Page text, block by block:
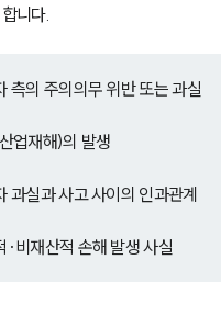
니다.
측의 주의의무 위반 또는 과실
업재해)의 발생
과실과 사고 사이의 인과관계
비재산적 손해 발생 사실